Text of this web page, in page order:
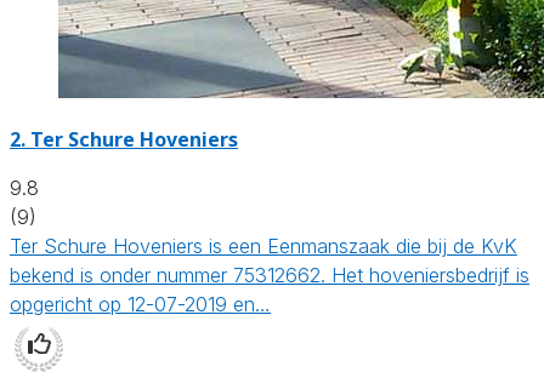
2. Ter Schure Hoveniers
9.8
(9)
Ter Schure Hoveniers is een Eenmanszaak die bij de KvK
bekend is onder nummer 75312662. Het hoveniersbedrijf is
opgericht op 12-07-2019 en…